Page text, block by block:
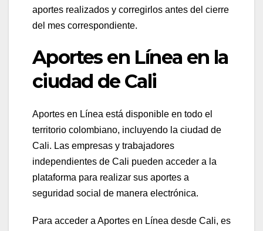
aportes realizados y corregirlos antes del cierre
del mes correspondiente.
Aportes en Línea en la
ciudad de Cali
Aportes en Línea está disponible en todo el
territorio colombiano, incluyendo la ciudad de
Cali. Las empresas y trabajadores
independientes de Cali pueden acceder a la
plataforma para realizar sus aportes a
seguridad social de manera electrónica.
Para acceder a Aportes en Línea desde Cali, es